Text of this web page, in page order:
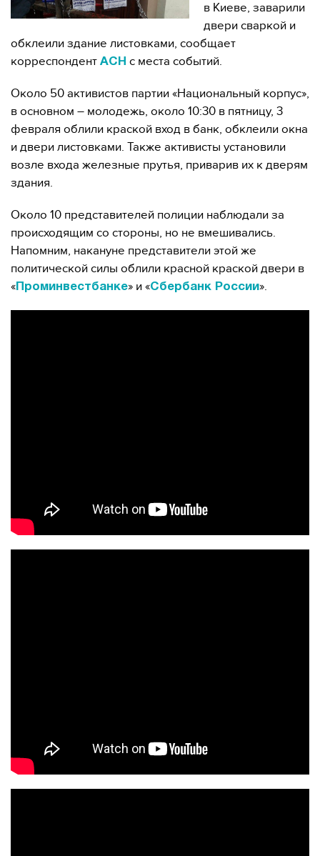
в Киеве, заварили
двери сваркой и
обклеили здание листовками, сообщает
корреспондент АСН с места событий.
Около 50 активистов партии «Национальный корпус»,
в основном – молодежь, около 10:30 в пятницу, 3
февраля облили краской вход в банк, обклеили окна
и двери листовками. Также активисты установили
возле входа железные прутья, приварив их к дверям
здания.
Около 10 представителей полиции наблюдали за
происходящим со стороны, но не вмешивались.
Напомним, накануне представители этой же
политической силы облили красной краской двери в
« Проминвестбанке» и «Сбербанк России».